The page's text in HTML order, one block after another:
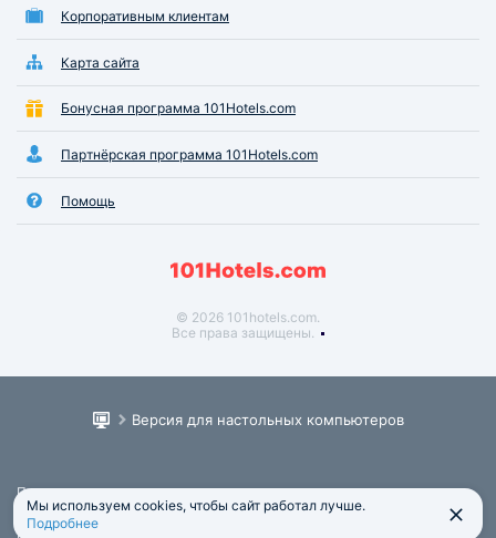
Корпоративным клиентам
Карта сайта
Бонусная программа 101Hotels.com
Партнёрская программа 101Hotels.com
Помощь
© 2026 101hotels.com.
Все права защищены.
Версия для настольных компьютеров
Пользовательское соглашение
Юридическая информация
Политика обработки персональных данных
Мы используем cookies, чтобы сайт работал лучше.
Подробнее